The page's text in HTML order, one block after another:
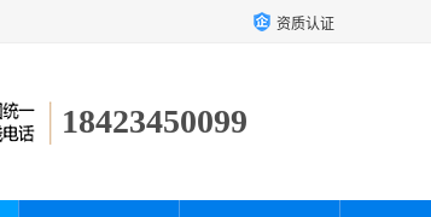
资质认证
18423450099